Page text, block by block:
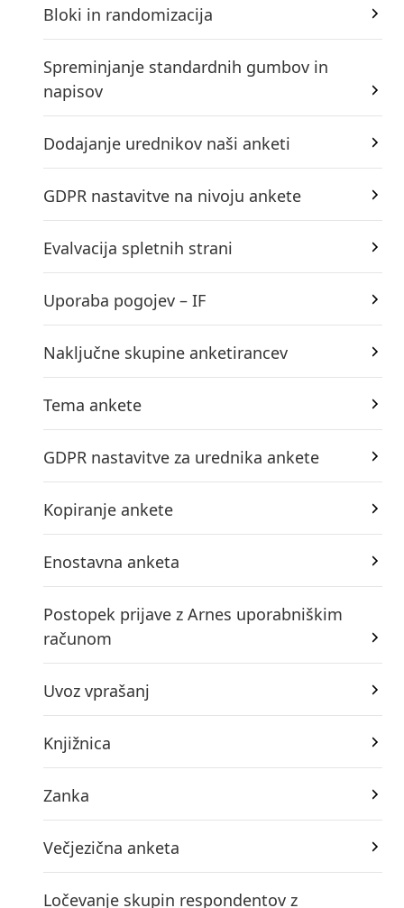
Bloki in randomizacija
Spreminjanje standardnih gumbov in
napisov
Dodajanje urednikov naši anketi
GDPR nastavitve na nivoju ankete
Evalvacija spletnih strani
Uporaba pogojev – IF
Naključne skupine anketirancev
Tema ankete
GDPR nastavitve za urednika ankete
Kopiranje ankete
Enostavna anketa
Postopek prijave z Arnes uporabniškim
računom
Uvoz vprašanj
Knjižnica
Zanka
Večjezična anketa
Ločevanje skupin respondentov z